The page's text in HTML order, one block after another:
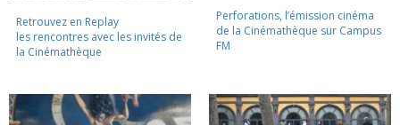
Retrouvez en Replay
les rencontres avec les invités de
la Cinémathèque
Perforations, l’émission cinéma
de la Cinémathèque sur Campus
FM